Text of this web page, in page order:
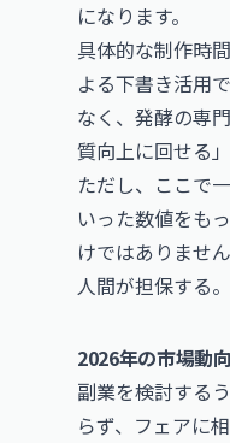
になります。
具体的な制作時
よる下書き活用で
なく、発酵の専
質向上に回せる
ただし、ここで
いった数値をも
けではありませ
人間が担保する
2026年の市場動
副業を検討する
らず、フェアに